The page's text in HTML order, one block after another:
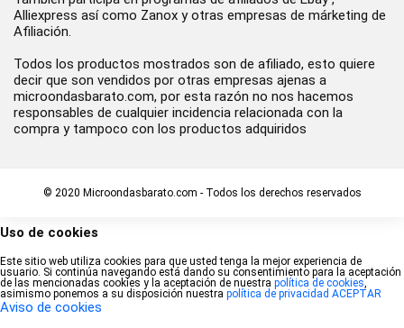
Alliexpress así como Zanox y otras empresas de márketing de
Afiliación.
Todos los productos mostrados son de afiliado, esto quiere
decir que son vendidos por otras empresas ajenas a
microondasbarato.com, por esta razón no nos hacemos
responsables de cualquier incidencia relacionada con la
compra y tampoco con los productos adquiridos
© 2020 Microondasbarato.com - Todos los derechos reservados
Uso de cookies
Este sitio web utiliza cookies para que usted tenga la mejor experiencia de
usuario. Si continúa navegando está dando su consentimiento para la aceptación
de las mencionadas cookies y la aceptación de nuestra política de cookies,
asimismo ponemos a su disposición nuestra política de privacidad ACEPTAR
Aviso de cookies